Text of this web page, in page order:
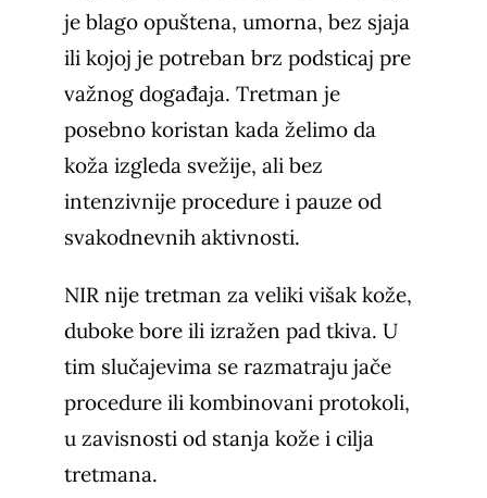
je blago opuštena, umorna, bez sjaja
ili kojoj je potreban brz podsticaj pre
važnog događaja. Tretman je
posebno koristan kada želimo da
koža izgleda svežije, ali bez
intenzivnije procedure i pauze od
svakodnevnih aktivnosti.
NIR nije tretman za veliki višak kože,
duboke bore ili izražen pad tkiva. U
tim slučajevima se razmatraju jače
procedure ili kombinovani protokoli,
u zavisnosti od stanja kože i cilja
tretmana.